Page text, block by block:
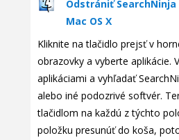
Odstrániť
Mac OS X
Kliknite na tlačidlo prejsť v
obrazovky a vyberte aplikácie.
aplikáciami a vyhľadať
alebo iné podozrivé softvér.
tlačidlom na každú z týchto
položku presunúť do koša,